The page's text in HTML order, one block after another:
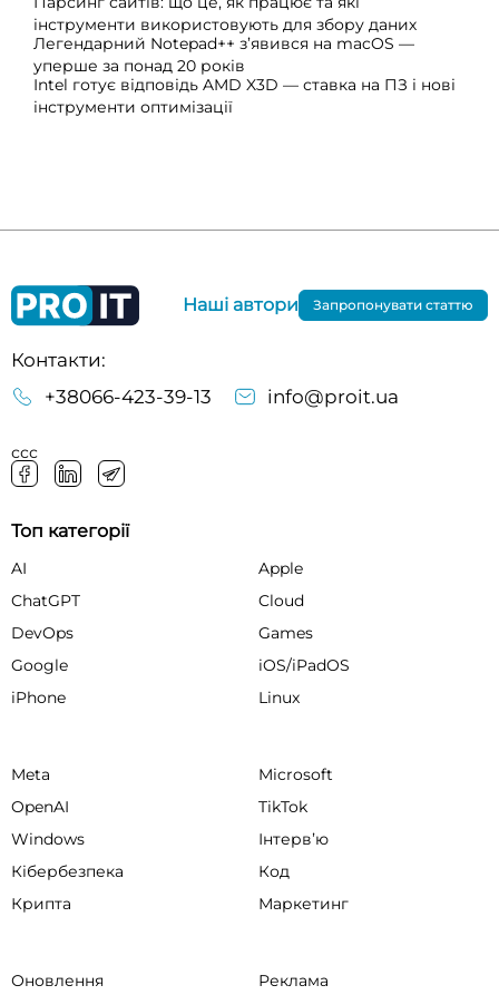
інструменти використовують для збору даних
Легендарний Notepad++ з’явився на macOS —
уперше за понад 20 років
Intel готує відповідь AMD X3D — ставка на ПЗ і нові
інструменти оптимізації
Контакти:
+38066-423-39-13
info@proit.ua
ссс
Наші автори Запропонувати статтю
Топ категорії
AI
Apple
ChatGPT
Cloud
DevOps
Games
Google
iOS/iPadOS
iPhone
Linux
Meta
Microsoft
OpenAI
TikTok
Windows
Інтервʼю
Кібербезпека
Код
Крипта
Маркетинг
Оновлення Реклама